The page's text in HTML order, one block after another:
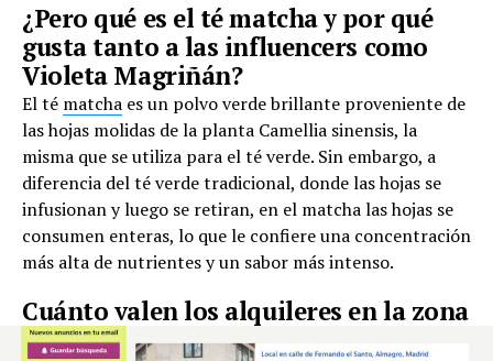
¿Pero qué es el té matcha y por qué
gusta tanto a las influencers como
Violeta Magriñán?
El té matcha es un polvo verde brillante proveniente de
las hojas molidas de la planta Camellia sinensis, la
misma que se utiliza para el té verde. Sin embargo, a
diferencia del té verde tradicional, donde las hojas se
infusionan y luego se retiran, en el matcha las hojas se
consumen enteras, lo que le confiere una concentración
más alta de nutrientes y un sabor más intenso.
Cuánto valen los alquileres en la zona